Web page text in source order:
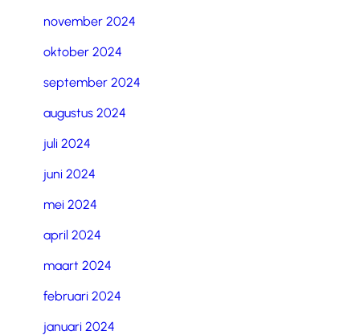
november 2024
oktober 2024
september 2024
augustus 2024
juli 2024
juni 2024
mei 2024
april 2024
maart 2024
februari 2024
januari 2024